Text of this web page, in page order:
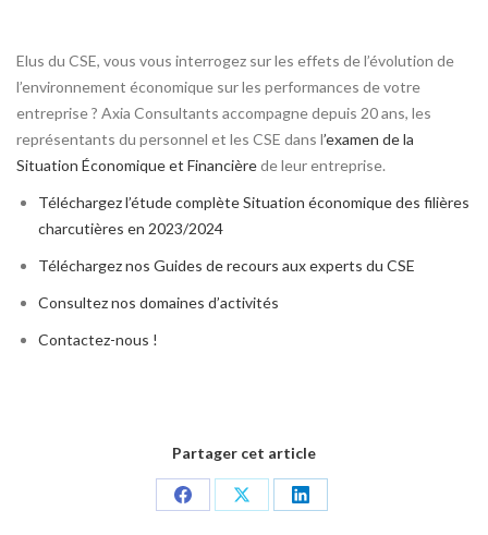
Elus du CSE, vous vous interrogez sur les effets de l’évolution de
l’environnement économique sur les performances de votre
entreprise ? Axia Consultants accompagne depuis 20 ans, les
représentants du personnel et les CSE dans l’examen de la
Situation Économique et Financièrede leur entreprise.
Téléchargez l’étude complète Situation économique des filières
charcutières en 2023/2024
Téléchargez nos Guides de recours aux experts du CSE
Consultez nos domaines d’activités
Contactez-nous !
Partager cet article
Share
Share
Share